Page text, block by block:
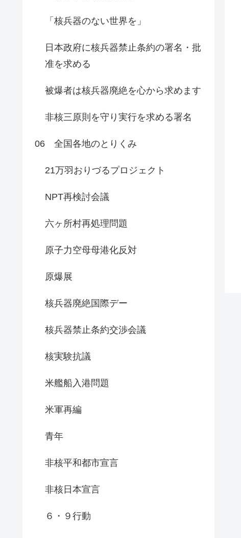
「核兵器のない世界を」
日本政府に核兵器禁止条約の署名・批
准を求める
被爆者は核兵器廃絶を心から求めます
非核三原則を守り実行を求める署名
06 全国各地のとりくみ
21万羽おりづるプロジェクト
NPT再検討会議
六ヶ所村再処理問題
原子力空母母港化反対
原爆展
核兵器廃絶国際デー
核兵器禁止条約交渉会議
核実験抗議
米艦船入港問題
米軍再編
青年
非核平和都市宣言
非核日本宣言
６・９行動